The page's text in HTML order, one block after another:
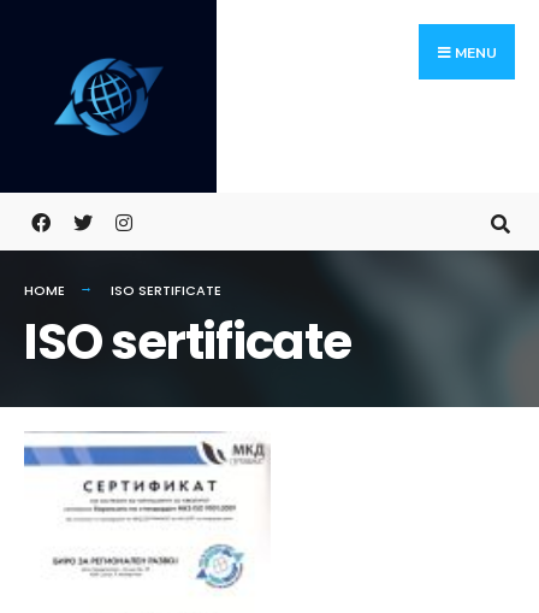
content
MENU
HOME ISO SERTIFICATE
ISO sertificate